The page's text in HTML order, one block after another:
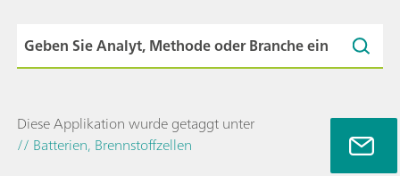
Diese Applikation wurde getaggt unter
// Batterien, Brennstoffzellen